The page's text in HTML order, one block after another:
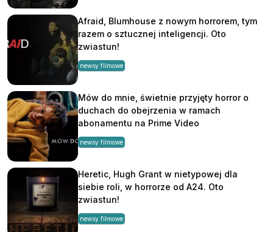
Afraid, Blumhouse z nowym horrorem, tym
razem o sztucznej inteligencji. Oto
zwiastun!
newsy filmowe
Mów do mnie, świetnie przyjęty horror o
duchach do obejrzenia w ramach
abonamentu na Prime Video
newsy filmowe
Heretic, Hugh Grant w nietypowej dla
siebie roli, w horrorze od A24. Oto
zwiastun!
newsy filmowe